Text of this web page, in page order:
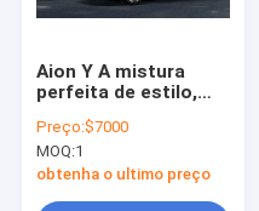
Aion Y A mistura
perfeita de estilo,
tecnologia em um
carro elétrico usado
Preço:$7000
MOQ:1
obtenha o ultimo preço